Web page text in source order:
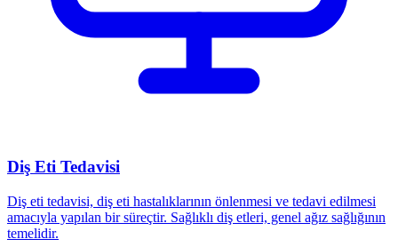
Diş Eti Tedavisi
Diş eti tedavisi, diş eti hastalıklarının önlenmesi ve tedavi edilmesi
amacıyla yapılan bir süreçtir. Sağlıklı diş etleri, genel ağız sağlığının
temelidir.